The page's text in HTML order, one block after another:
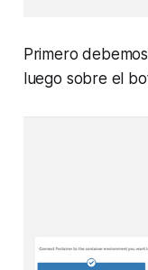
Primero
luego sobre el